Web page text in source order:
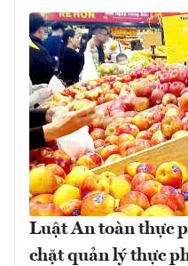
Luật An toàn thực
chặt quản lý thực